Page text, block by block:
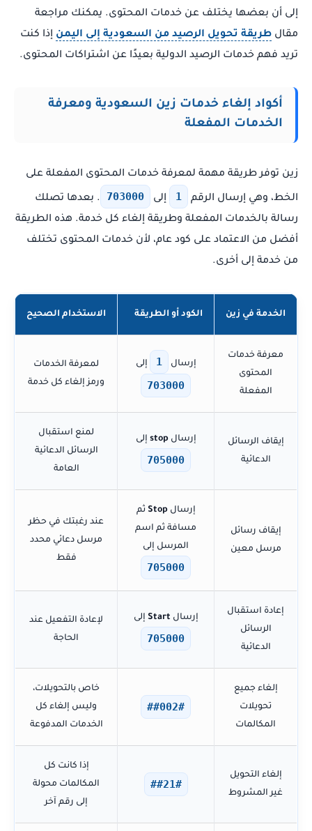
إلى أن بعضها يختلف عن خدمات المحتوى. يمكنك مراجعة
مقال طريقة تحويل الرصيد من السعودية إلى اليمن إذا كنت
تريد فهم خدمات الرصيد الدولية بعيدًا عن اشتراكات المحتوى.
أكواد إلغاء خدمات زين السعودية ومعرفة
الخدمات المفعلة
زين توفر طريقة مهمة لمعرفة خدمات المحتوى المفعلة على
الخط، وهي إرسال الرقم 1 إلى 703000
. بعدها تصلك
رسالة بالخدمات المفعلة وطريقة إلغاء كل خدمة. هذه الطريقة
أفضل من الاعتماد على كود عام، لأن خدمات المحتوى تختلف
من خدمة إلى أخرى.
الخدمة في زين الكود أو الطريقة الاستخدام الصحيح
معرفة خدمات
المحتوى
المفعلة
إرسال 1 إلى
703000
لمعرفة الخدمات
ورمز إلغاء كل خدمة
إيقاف الرسائل
الدعائية
إرسالstop إلى
705000
لمنع استقبال
الرسائل الدعائية
العامة
إيقاف رسائل
مرسل معين
إرسالStop ثم
مسافة ثم اسم
المرسل إلى
705000
عند رغبتك في حظر
مرسل دعائي محدد
فقط
إعادة استقبال
الرسائل
الدعائية
إرسال Start إلى
705000
لإعادة التفعيل عند
الحاجة
إلغاء جميع
تحويلات
المكالمات
##002#
خاص بالتحويلات،
وليس إلغاء كل
الخدمات المدفوعة
إلغاء التحويل
غير المشروط
##21#
إذا كانت كل
المكالمات محولة
إلى رقم آخر